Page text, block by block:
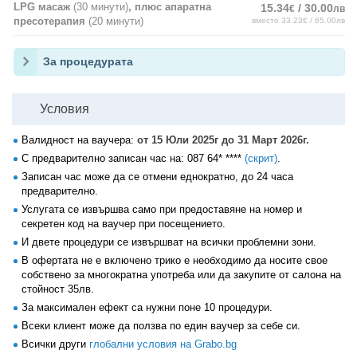
LPG масаж (30 минути), плюс апаратна
пресотерапия (20 минути)
15.34€ / 30.00лв
вместо 33.23€ / 65.00лв
За процедурата
Условия
Валидност на ваучера: от 15 Юли 2025г до 31 Март 2026г.
С предварително записан час на: 087 64* **** (скрит).
Записан час може да се отмени еднократно, до 24 часа
предварително.
Услугата се извършва само при предоставяне на номер и
секретен код на ваучер при посещението.
И двете процедури се извършват на всички проблемни зони.
В офертата не е включено трико е необходимо да носите свое
собствено за многократна употреба или да закупите от салона на
стойност 35лв.
За максимален ефект са нужни поне 10 процедури.
Всеки клиент може да ползва по един ваучер за себе си.
Всички други глобални условия на Grabo.bg